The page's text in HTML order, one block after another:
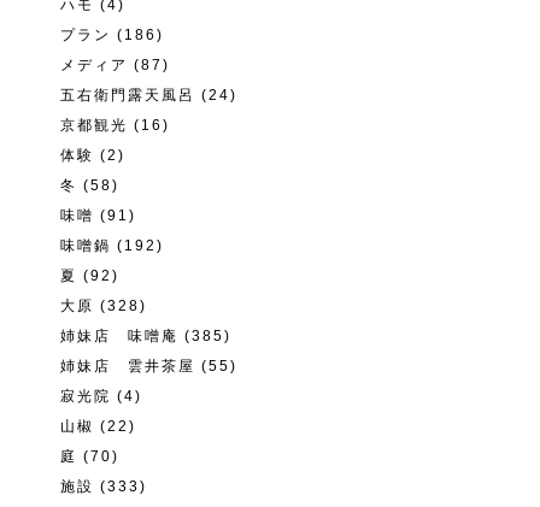
ハモ (4)
プラン (186)
メディア (87)
五右衛門露天風呂 (24)
京都観光 (16)
体験 (2)
冬 (58)
味噌 (91)
味噌鍋 (192)
夏 (92)
大原 (328)
姉妹店 味噌庵 (385)
姉妹店 雲井茶屋 (55)
寂光院 (4)
山椒 (22)
庭 (70)
施設 (333)